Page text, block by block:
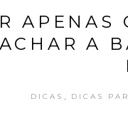
APENAS
A
DICAS DICAS